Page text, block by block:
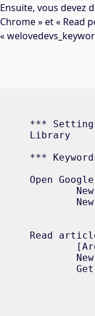
Ensuite, vous devez
Chrome » et « Read
«
***
Library
***
Open
Read